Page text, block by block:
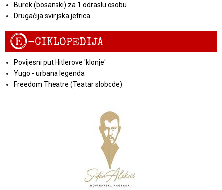
Burek (bosanski) za 1 odraslu osobu
Drugačija svinjska jetrica
E-CIKLOPEDIJA
Povijesni put Hitlerove 'klonje'
Yugo - urbana legenda
Freedom Theatre (Teatar slobode)